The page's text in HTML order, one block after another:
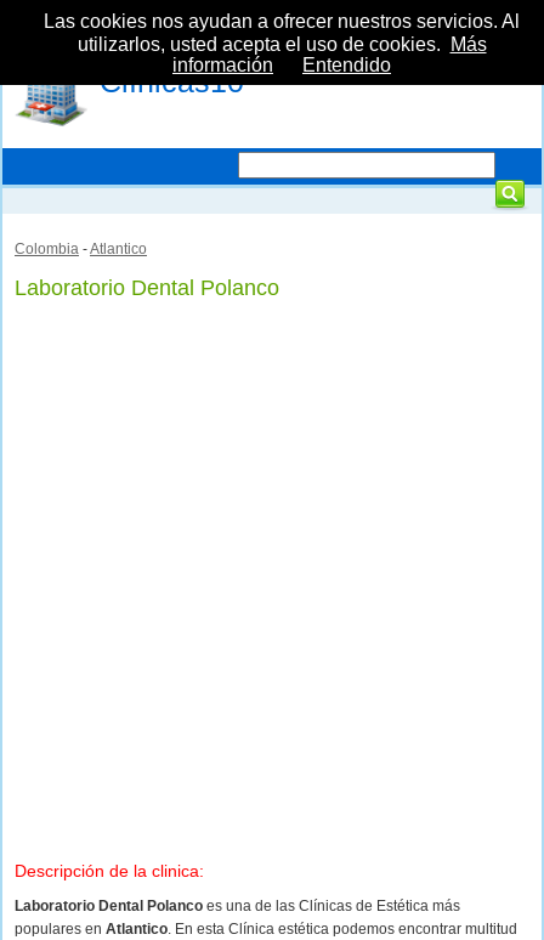
Clínicas10
Colombia -Atlantico
Laboratorio Dental Polanco
Descripción de la clinica:
Laboratorio Dental Polanco es una de las Clínicas de Estética más
populares en Atlantico. En esta Clínica estética podemos encontrar multitud
Las cookies nos ayudan a ofrecer nuestros servicios. Al
utilizarlos, usted acepta el uso de cookies.
Más
información
Entendido